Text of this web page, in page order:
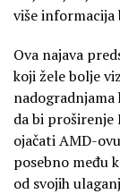
više
Ova najava
koji žele bolje
da bi proširenje
ojačati AMD-
posebno među
od svojih